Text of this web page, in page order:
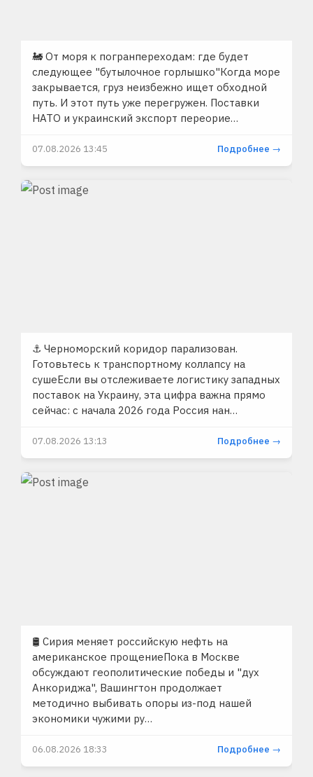
🚂 От моря к погранпереходам: где будет
следующее "бутылочное горлышко"Когда море
закрывается, груз неизбежно ищет обходной
путь. И этот путь уже перегружен. Поставки
НАТО и украинский экспорт переорие…
07.08.2026 13:45 Подробнее →
⚓️ Черноморский коридор парализован.
Готовьтесь к транспортному коллапсу на
сушеЕсли вы отслеживаете логистику западных
поставок на Украину, эта цифра важна прямо
сейчас: с начала 2026 года Россия нан…
07.08.2026 13:13 Подробнее →
🛢 Сирия меняет российскую нефть на
американское прощениеПока в Москве
обсуждают геополитические победы и "дух
Анкориджа", Вашингтон продолжает
методично выбивать опоры из-под нашей
экономики чужими ру…
06.08.2026 18:33 Подробнее →